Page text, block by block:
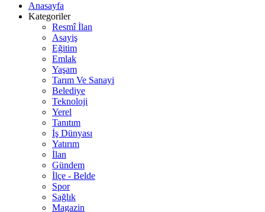
Anasayfa
Kategoriler
Resmî İlan
Asayiş
Eğitim
Emlak
Yaşam
Tarım Ve Sanayi
Belediye
Teknoloji
Yerel
Tanıtım
İş Dünyası
Yatırım
İlan
Gündem
İlçe - Belde
Spor
Sağlık
Magazin